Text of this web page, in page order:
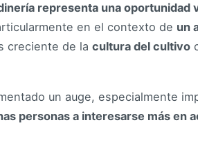
representa una oportunidad
en el contexto de un
creciente de la cultura del cultivo
un auge, especialmente
personas a interesarse más en